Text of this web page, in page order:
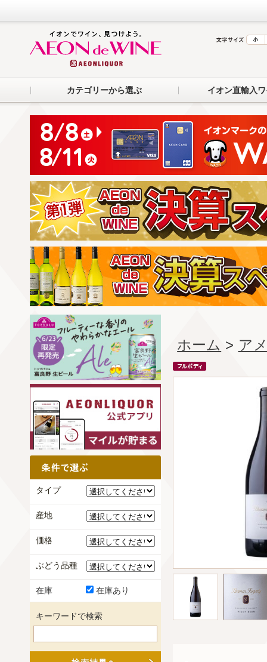
カテゴリーから選ぶ イオン直輸入
ホーム > ア
タイプ
産地
価格
ぶどう品種
在庫 在庫あり
キーワードで検索